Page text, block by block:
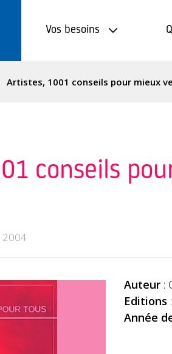
Vos besoins
Artistes, 1001 conseils pour mieux
conseils
2004
Auteur :
Editions
Année